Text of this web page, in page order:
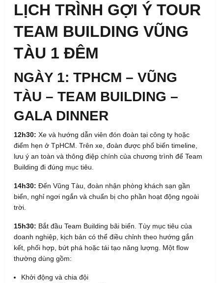
LỊCH TRÌNH GỢI Ý TOUR
TEAM BUILDING VŨNG
TÀU 1 ĐÊM
NGÀY 1: TPHCM – VŨNG
TÀU – TEAM BUILDING –
GALA DINNER
12h30: Xe và hướng dẫn viên đón đoàn tại công ty hoặc
điểm hẹn ở TpHCM. Trên xe, đoàn được phổ biến timeline,
lưu ý an toàn và thông điệp chính của chương trình để Team
Building đi đúng mục tiêu.
14h30: Đến Vũng Tàu, đoàn nhận phòng khách sạn gần
biển, nghỉ ngơi ngắn và chuẩn bị cho phần hoạt động ngoài
trời.
15h30: Bắt đầu Team Building bãi biển. Tùy mục tiêu của
doanh nghiệp, kịch bản có thể điều chỉnh theo hướng gắn
kết, phối hợp, bứt phá hoặc tái tạo năng lượng. Một flow
thường dùng gồm:
Khởi động và chia đội